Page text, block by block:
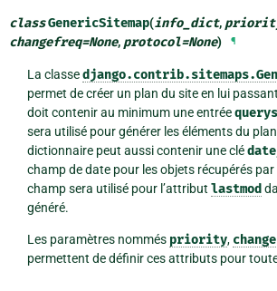
classGenericSitemap(info_dict,
changefreq=None, protocol=None) ¶
La classe
permet de créer un plan du site en lui
doit contenir au minimum une entrée
sera utilisé pour générer les éléments du
dictionnaire peut aussi contenir une clé
champ de date pour les objets récupérés par
champ sera utilisé pour l’attribut lastmod
généré.
Les paramètres nommés priority,
permettent de définir ces attributs pour